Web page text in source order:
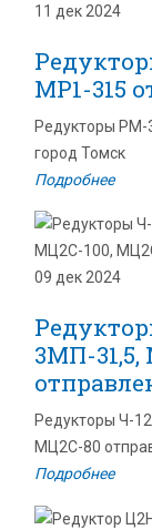
11 дек 2024
МР1-315
Редукторы РМ-
город Томск
Подробнее
09 дек 2024
3МП-
Редукторы Ч-
МЦ2С-80
Подробнее